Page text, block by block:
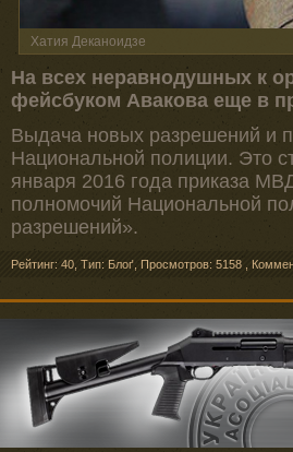
Хатия Деканоидзе
На всех неравнодушных к
фейсбуком Авакова еще в
Выдача новых разрешений и
Национальной полиции. Это
января 2016 года приказа
полномочий Национальной
разрешений».
Рейтинг: 40 Тип: Блоґ Просмотров: 5158